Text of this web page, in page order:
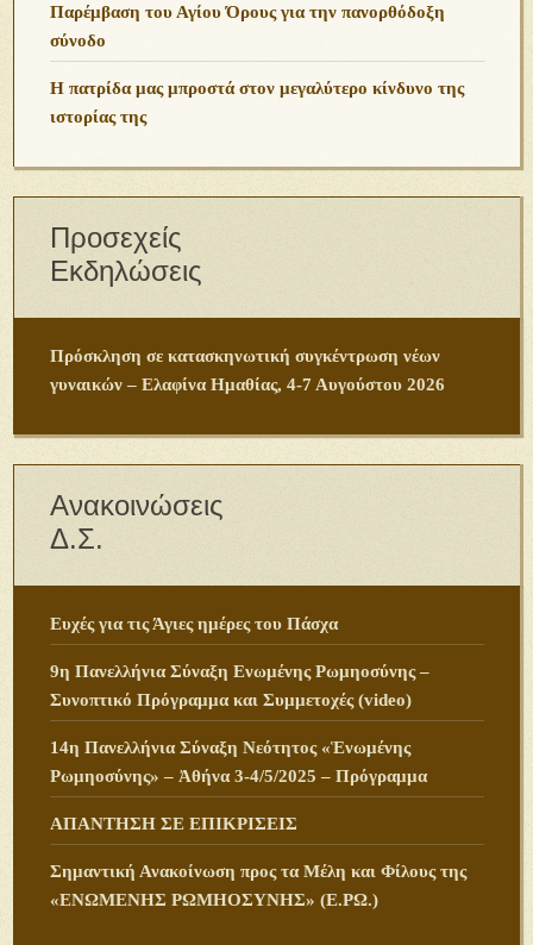
Παρέμβαση του Αγίου Όρους για την πανορθόδοξη
σύνοδο
Η πατρίδα μας μπροστά στον μεγαλύτερο κίνδυνο της
ιστορίας της
Προσεχείς
Εκδηλώσεις
Πρόσκληση σε κατασκηνωτική συγκέντρωση νέων
γυναικών – Ελαφίνα Ημαθίας, 4-7 Αυγούστου 2026
Ανακοινώσεις
Δ.Σ.
Ευχές για τις Άγιες ημέρες του Πάσχα
9η Πανελλήνια Σύναξη Ενωμένης Ρωμηοσύνης –
Συνοπτικό Πρόγραμμα και Συμμετοχές (video)
14η Πανελλήνια Σύναξη Νεότητος «Ἑνωμένης
Ρωμηοσύνης» – Ἀθήνα 3-4/5/2025 – Πρόγραμμα
ΑΠΑΝΤΗΣΗ ΣΕ ΕΠΙΚΡΙΣΕΙΣ
Σημαντική Ανακοίνωση προς τα Μέλη και Φίλους της
«ΕΝΩΜΕΝΗΣ ΡΩΜΗΟΣΥΝΗΣ» (Ε.ΡΩ.)